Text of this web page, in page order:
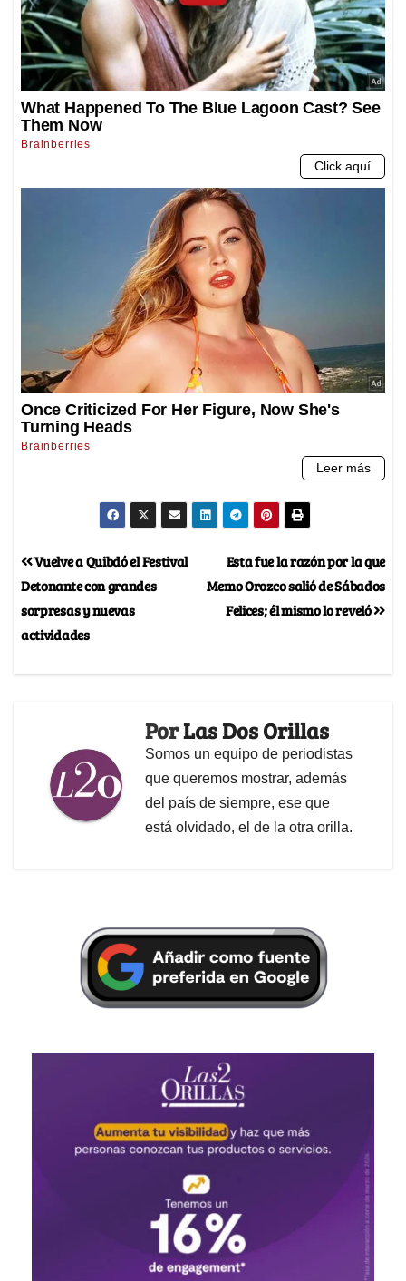
Esta fue la razón por la que
Memo Orozco salió de Sábados
Felices; él mismo lo reveló
Vuelve a Quibdó el Festival
Detonante con grandes
sorpresas y nuevas
actividades
PorLas Dos Orillas
Somos un equipo de periodistas
que queremos mostrar, además
del país de siempre, ese que
está olvidado, el de la otra orilla.